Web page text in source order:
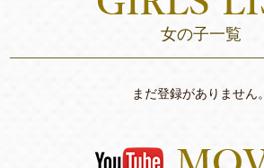
女の子一覧
まだ登録がありません。